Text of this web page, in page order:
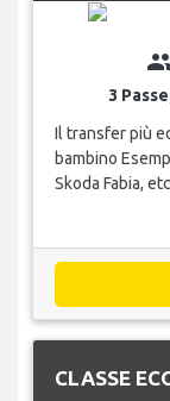
3
Il transfer più
bambino
Skoda Fabia,
CLASSE